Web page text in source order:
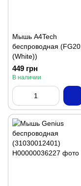
Мышь A4Tech
беспроводная (FG20
(White))
449 грн
В наличии